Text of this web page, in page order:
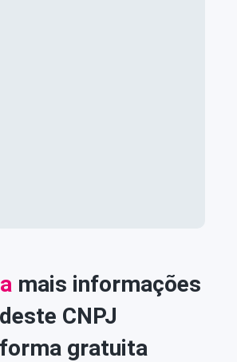
mais informações
deste CNPJ
gratuita